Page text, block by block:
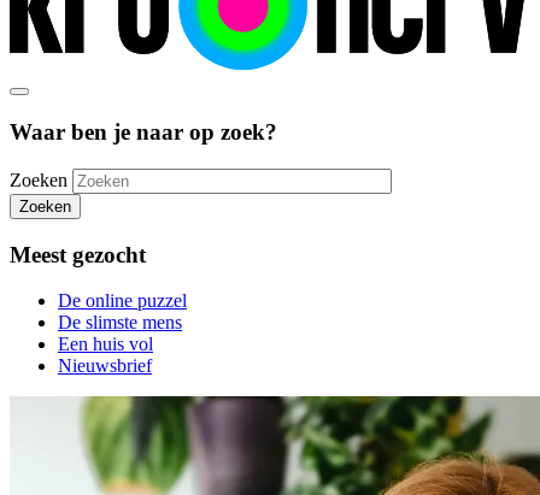
Waar ben je naar op zoek?
Zoeken
Zoeken
Meest gezocht
De online puzzel
De slimste mens
Een huis vol
Nieuwsbrief